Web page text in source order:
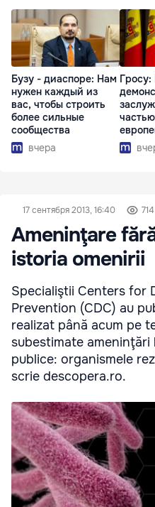
Бузу - диаспоре: Нам
нужен каждый из
вас, чтобы строить
более сильные
сообщества
вчера
17 сентября 2013, 16:40 714
Ameninţare
istoria omenirii
Specialiştii Centers for
Prevention (CDC) au
realizat până acum pe
subestimate ameninţări
publice: organismele
scrie descopera.ro.